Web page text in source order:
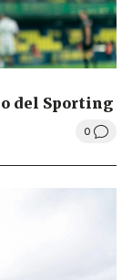
del Sporting
0